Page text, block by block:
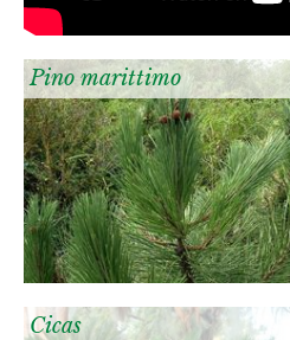
Pino marittimo
Cicas